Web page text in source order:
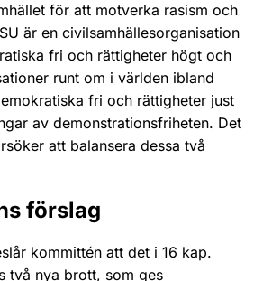
för att motverka rasism och
är en civilsamhällesorganisation
fri och rättigheter högt och
runt om i världen ibland
fri och rättigheter just
av demonstrationsfriheten. Det
att balansera dessa två
förslag
kommittén att det i 16 kap.
två nya brott, som ges